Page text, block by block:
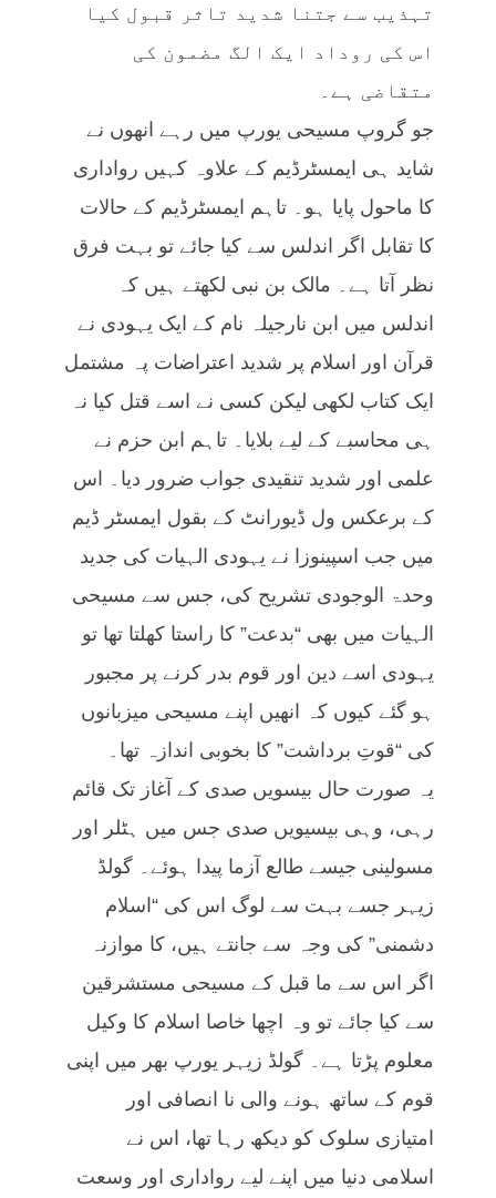
تہذیب سے جتنا شدید تاثر قبول کیا
اس کی روداد ایک الگ مضمون کی
متقاضی ہے۔
جو گروپ مسیحی یورپ میں رہے انھوں نے
شاید ہی ایمسٹرڈیم کے علاوہ کہیں رواداری
کا ماحول پایا ہو۔ تاہم ایمسٹرڈیم کے حالات
کا تقابل اگر اندلس سے کیا جائے تو بہت فرق
نظر آتا ہے۔ مالک بن نبی لکھتے ہیں کہ
اندلس میں ابن نارجیلہ نام کے ایک یہودی نے
قرآن اور اسلام پر شدید اعتراضات پہ مشتمل
ایک کتاب لکھی لیکن کسی نے اسے قتل کیا نہ
ہی محاسبے کے لیے بلایا۔ تاہم ابن حزم نے
علمی اور شدید تنقیدی جواب ضرور دیا۔ اس
کے برعکس ول ڈیورانٹ کے بقول ایمسٹر ڈیم
میں جب اسپینوزا نے یہودی الہیات کی جدید
وحدۃ الوجودی تشریح کی، جس سے مسیحی
الہیات میں بھی “بدعت” کا راستا کھلتا تھا تو
یہودی اسے دین اور قوم بدر کرنے پر مجبور
ہو گئے کیوں کہ انھیں اپنے مسیحی میزبانوں
کی “قوتِ برداشت” کا بخوبی اندازہ تھا۔
یہ صورت حال بیسویں صدی کے آغاز تک قائم
رہی، وہی بیسیویں صدی جس میں ہٹلر اور
مسولینی جیسے طالع آزما پیدا ہوئے۔ گولڈ
زیہر جسے بہت سے لوگ اس کی “اسلام
دشمنی” کی وجہ سے جانتے ہیں، کا موازنہ
اگر اس سے ما قبل کے مسیحی مستشرقین
سے کیا جائے تو وہ اچھا خاصا اسلام کا وکیل
معلوم پڑتا ہے۔ گولڈ زیہر یورپ بھر میں اپنی
قوم کے ساتھ ہونے والی نا انصافی اور
امتیازی سلوک کو دیکھ رہا تھا، اس نے
اسلامی دنیا میں اپنے لیے رواداری اور وسعت